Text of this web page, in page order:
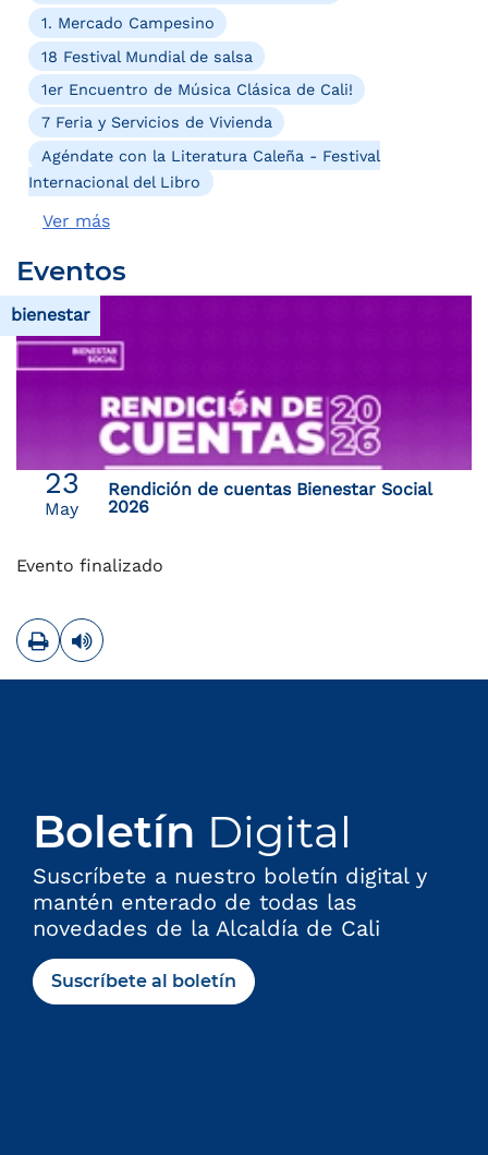
1. Mercado Campesino
18 Festival Mundial de salsa
1er Encuentro de Música Clásica de Cali!
7 Feria y Servicios de Vivienda
Agéndate con la Literatura Caleña - Festival
Internacional del Libro
Ver más
Eventos
bienestar
23
May
Rendición de cuentas Bienestar Social
2026
Evento finalizado
ImprimirLeer contenido
Boletín Digital
Suscríbete a nuestro boletín digital y
mantén enterado de todas las
novedades de la Alcaldía de Cali
Suscríbete al boletín